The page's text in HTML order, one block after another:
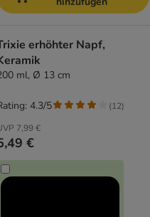
erhöhter Napf,
ml, Ø 13 cm
7,99 €
€
4.3/5 (12)